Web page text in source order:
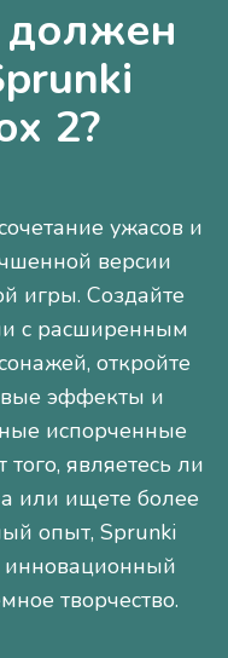
должен
2?
ужасов и
версии
игры. Создайте
с расширенным
откройте
эффекты и
испорченные
являетесь ли
или ищете более
опыт, Sprunki
инновационный
творчество.